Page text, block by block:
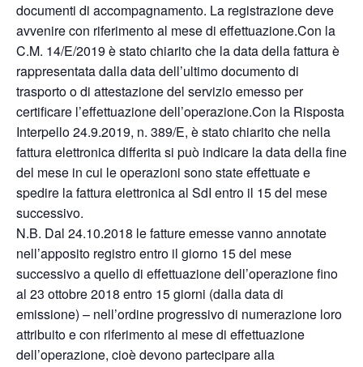
documenti di accompagnamento. La registrazione deve
avvenire con riferimento al mese di effettuazione.Con la
C.M. 14/E/2019 è stato chiarito che la data della fattura è
rappresentata dalla data dell’ultimo documento di
trasporto o di attestazione del servizio emesso per
certificare l’effettuazione dell’operazione.Con la Risposta
Interpello 24.9.2019, n. 389/E, è stato chiarito che nella
fattura elettronica differita si può indicare la data della fine
del mese in cui le operazioni sono state effettuate e
spedire la fattura elettronica al SdI entro il 15 del mese
successivo.
N.B. Dal 24.10.2018 le fatture emesse vanno annotate
nell’apposito registro entro il giorno 15 del mese
successivo a quello di effettuazione dell’operazione fino
al 23 ottobre 2018 entro 15 giorni (dalla data di
emissione) – nell’ordine progressivo di numerazione loro
attribuito e con riferimento al mese di effettuazione
dell’operazione, cioè devono partecipare alla